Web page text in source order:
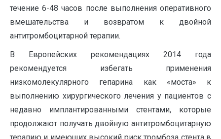
течение 6-48 часов после выполнения оперативного
вмешательства и возвратом к двойной
антитромбоцитарной терапии.
В Европейских рекомендациях 2014 года
рекомендуется избегать применения
низкомолекулярного гепарина как «моста» к
выполнению хирургического лечения у пациентов с
недавно имплантированными стентами, которые
продолжают получать двойную антитромбоцитарную